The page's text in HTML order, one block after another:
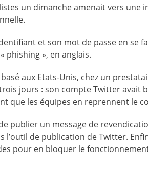
un dimanche amenait vers une
et son mot de passe en se
phishing », en anglais.
aux Etats-Unis, chez un
jours : son compte Twitter avait
que les équipes en reprennent le
publier un message de
l’outil de publication de Twitter.
pour en bloquer le